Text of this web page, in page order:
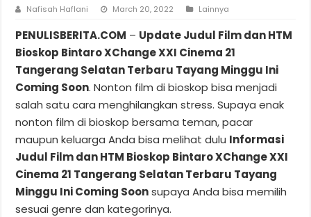
Nafisah Haflani March 20, 2022 Lainnya
PENULISBERITA.COM – Update Judul Film dan HTM
Bioskop Bintaro XChange XXI Cinema 21
Tangerang Selatan Terbaru Tayang Minggu Ini
Coming Soon. Nonton film di bioskop bisa menjadi
salah satu cara menghilangkan stress. Supaya enak
nonton film di bioskop bersama teman, pacar
maupun keluarga Anda bisa melihat dulu Informasi
Judul Film dan HTM Bioskop Bintaro XChange XXI
Cinema 21 Tangerang Selatan Terbaru Tayang
Minggu Ini Coming Soonsupaya Anda bisa memilih
sesuai genre dan kategorinya.